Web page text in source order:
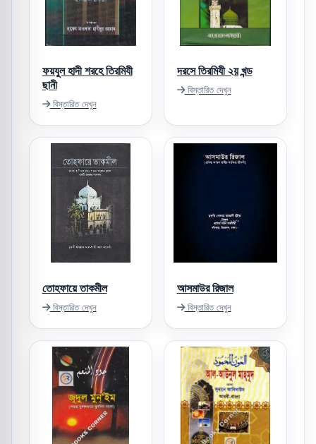
ফয়যুল হাদী শরহে তিরমিযী
ছানী
বিস্তারিত দেখুন
দরসে তিরমিযী ২য় খন্ড
বিস্তারিত দেখুন
তোহফায়ে তাকমীল
বিস্তারিত দেখুন
আসমাউর রিজাল
বিস্তারিত দেখুন